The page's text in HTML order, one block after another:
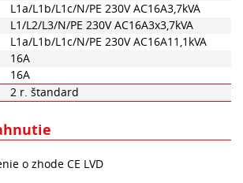
L1a/L1b/L1c/N/PE 230V AC16A3,7kVA
L1/L2/L3/N/PE 230V AC16A3x3,7kVA
L1a/L1b/L1c/N/PE 230V AC16A11,1kVA
16A
16A
2 r. štandard
o zhode CE LVD